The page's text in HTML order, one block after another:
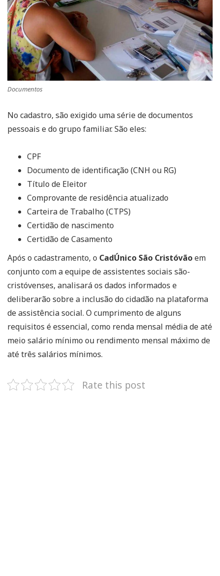
Documentos
No cadastro, são exigido uma série de documentos
pessoais e do grupo familiar. São eles:
CPF
Documento de identificação (CNH ou RG)
Título de Eleitor
Comprovante de residência atualizado
Carteira de Trabalho (CTPS)
Certidão de nascimento
Certidão de Casamento
Após o cadastramento, o CadÚnico São Cristóvãoem
conjunto com a equipe de assistentes sociais são-
cristóvenses, analisará os dados informados e
deliberarão sobre a inclusão do cidadão na plataforma
de assistência social. O cumprimento de alguns
requisitos é essencial, como renda mensal média de até
meio salário mínimo ou rendimento mensal máximo de
até três salários mínimos.
Rate this post